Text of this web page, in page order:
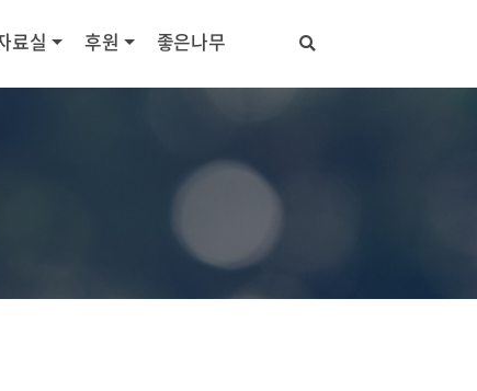
료실 후원 좋은나무